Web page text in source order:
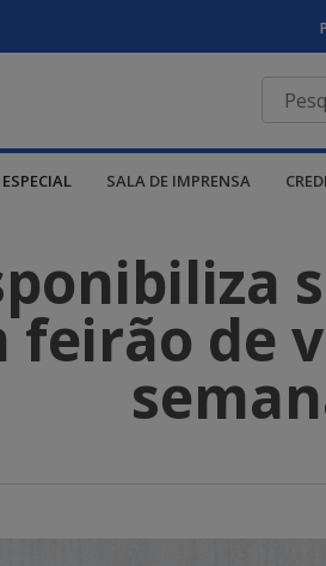
SALA DE IMPRENSA
feirão de